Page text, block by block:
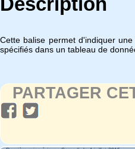
Cette balise permet d'indiquer
spécifiés dans un tableau de
PARTAGER